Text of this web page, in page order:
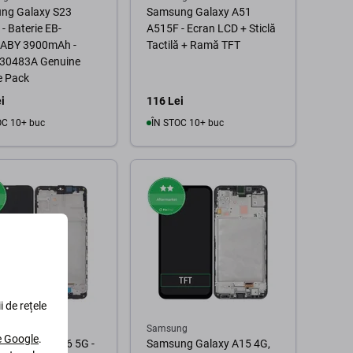
Galaxy S23
Baterie EB-
3900mAh -
Genuine
Pack
10+ buc
Samsung Galaxy A51
A515F - Ecran LCD + Sticlă
Tactilă + Ramă TFT
116 Lei
ÎN STOC 10+ buc
Galaxy A16 5G -
Samsung
Samsung Galaxy A15 4G,
de rețele
Google.